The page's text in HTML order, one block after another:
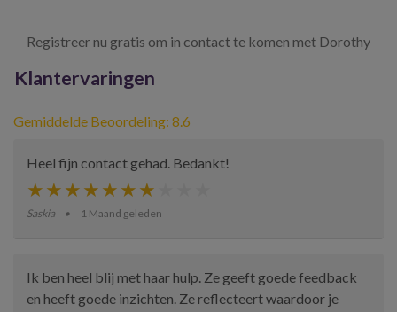
Registreer nu gratis om in contact te komen met Dorothy
Klantervaringen
Gemiddelde Beoordeling: 8.6
Heel fijn contact gehad. Bedankt!
Saskia 1 Maand geleden
Ik ben heel blij met haar hulp. Ze geeft goede feedback
en heeft goede inzichten. Ze reflecteert waardoor je